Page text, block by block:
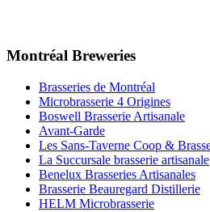
Montréal Breweries
Brasseries de Montréal
Microbrasserie 4 Origines
Boswell Brasserie Artisanale
Avant-Garde
Les Sans-Taverne Coop &
La Succursale brasserie artisanale
Benelux Brasseries Artisanales
Brasserie Beauregard Distillerie
HELM Microbrasserie